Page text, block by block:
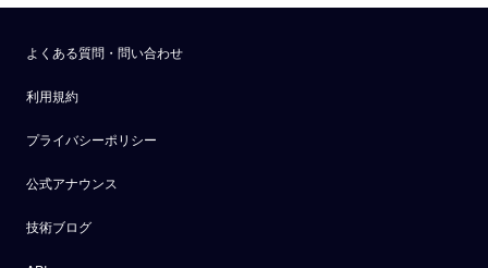
よくある質問・問い合わせ
利用規約
プライバシーポリシー
公式アナウンス
技術ブログ